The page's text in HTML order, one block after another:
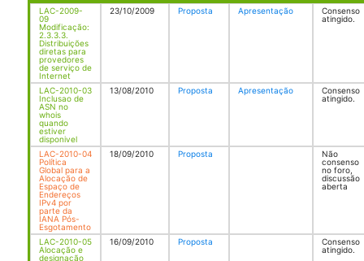
LAC-2009-
09
Modificação:
2.3.3.3.
Distribuições
diretas para
provedores
de serviço de
Internet
23/10/2009 Proposta Apresentação
Consenso
atingido.
LAC-2010-03
Inclusao de
ASN no
whois
quando
estiver
disponivel
13/08/2010 Proposta Apresentação
Consenso
atingido.
LAC-2010-04
Política
Global para a
Alocação de
Espaço de
Endereços
IPv4 por
parte da
IANA Pós-
Esgotamento
18/09/2010 Proposta
Não
consenso
no foro,
discussão
aberta
LAC-2010-05
Alocação e
designação
16/09/2010 Proposta
Consenso
atingido.